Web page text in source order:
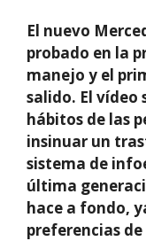
El nuevo
probado en la
manejo y el
salido. El vídeo
hábitos de las
insinuar un
sistema de
última
hace a fondo,
preferencias